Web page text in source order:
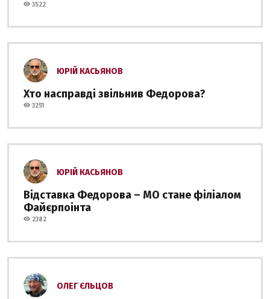
3522
ЮРІЙ КАСЬЯНОВ
Хто насправді звільнив Федорова?
3251
ЮРІЙ КАСЬЯНОВ
Відставка Федорова – МО стане філіалом
Файєрпоінта
2382
ОЛЕГ ЄЛЬЦОВ